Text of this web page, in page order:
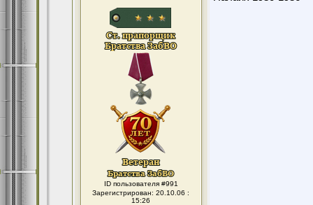
ID пользователя #991
Зарегистрирован: 20.10.06 :
15:26